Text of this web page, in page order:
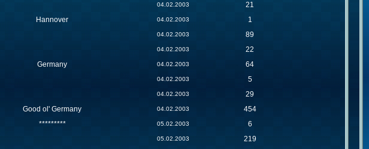
04.02.2003
21
Hannover 04.02.2003
1
04.02.2003
89
04.02.2003
22
Germany 04.02.2003
64
04.02.2003
5
04.02.2003
29
Good ol' Germany 04.02.2003
454
********* 05.02.2003
6
05.02.2003
219